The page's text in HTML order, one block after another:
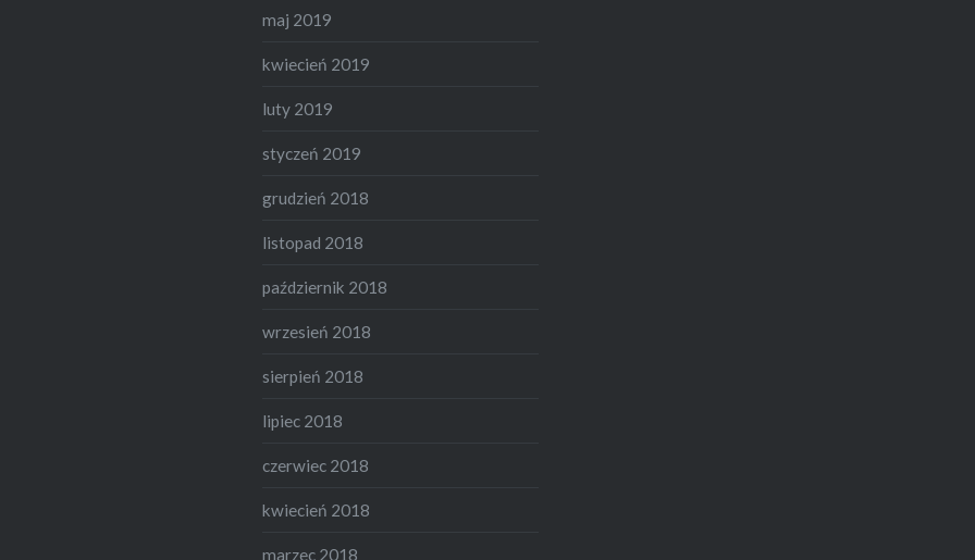
maj 2019
kwiecień 2019
luty 2019
styczeń 2019
grudzień 2018
listopad 2018
październik 2018
wrzesień 2018
sierpień 2018
lipiec 2018
czerwiec 2018
kwiecień 2018
marzec 2018